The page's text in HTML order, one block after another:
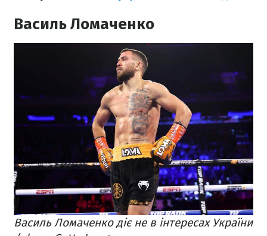
Василь Ломаченко
Василь Ломаченко діє не в інтересах України